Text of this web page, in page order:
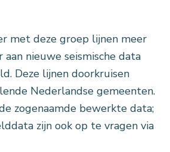
met deze groep lijnen meer
nieuwe seismische data
Deze lijnen doorkruisen
Nederlandse gemeenten.
zogenaamde bewerkte data;
zijn ook op te vragen via